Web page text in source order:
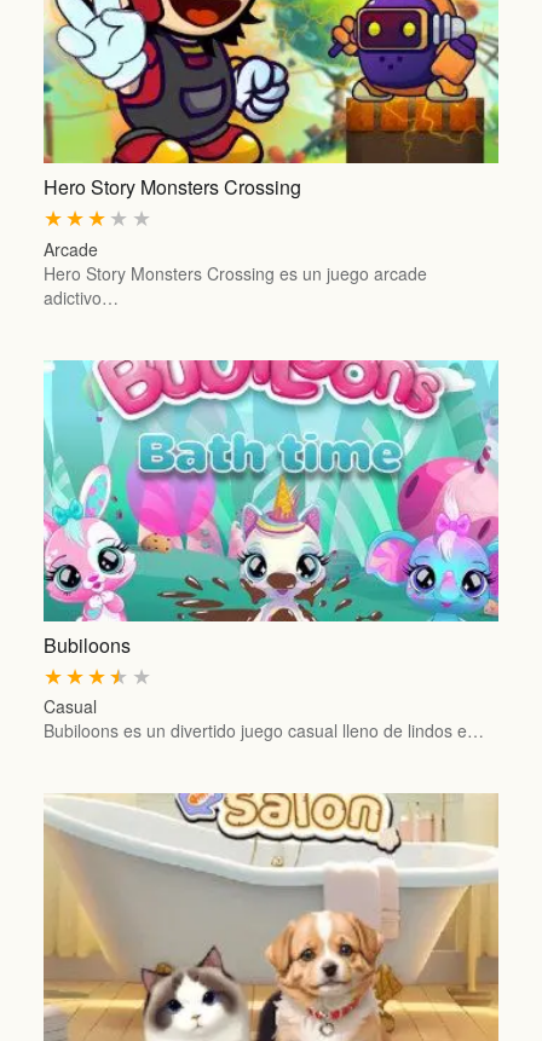
Hero Story Monsters Crossing
★
★
★
★
★
Arcade
Hero Story Monsters Crossing es un juego arcade
adictivo…
Bubiloons
★
★
★
★
★
Casual
Bubiloons es un divertido juego casual lleno de lindos e…